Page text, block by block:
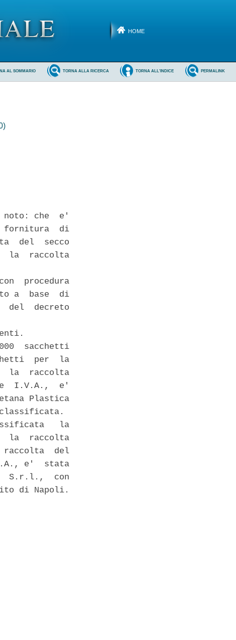
HOME
PERMALINK
TORNA ALL'INDICE
TORNA ALLA RICERCA
AL SOMMARIO
che  e'
fornitura  di
del  secco
la  raccolta
procedura
a  base  di
del  decreto
sacchetti
per  la
la  raccolta
I.V.A.,  e'
Plastica
la
la  raccolta
del
e'  stata
S.r.l.,  con
di Napoli.